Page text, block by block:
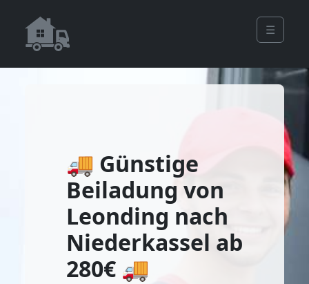
☰
🚚 Günstige
Beiladung von
Leonding nach
Niederkassel ab
280€ 🚚